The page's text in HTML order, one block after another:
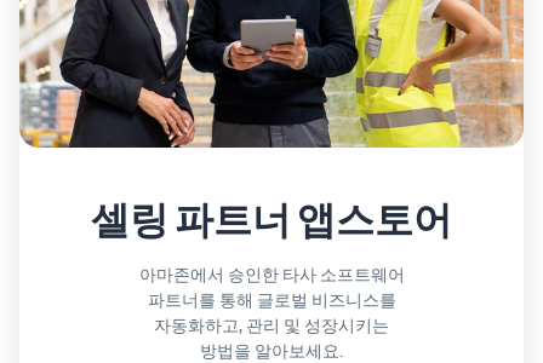
셀링 파트너 앱스토어
아마존에서 승인한 타사 소프트웨어
파트너를 통해 글로벌 비즈니스를
자동화하고, 관리 및 성장시키는
방법을 알아보세요.